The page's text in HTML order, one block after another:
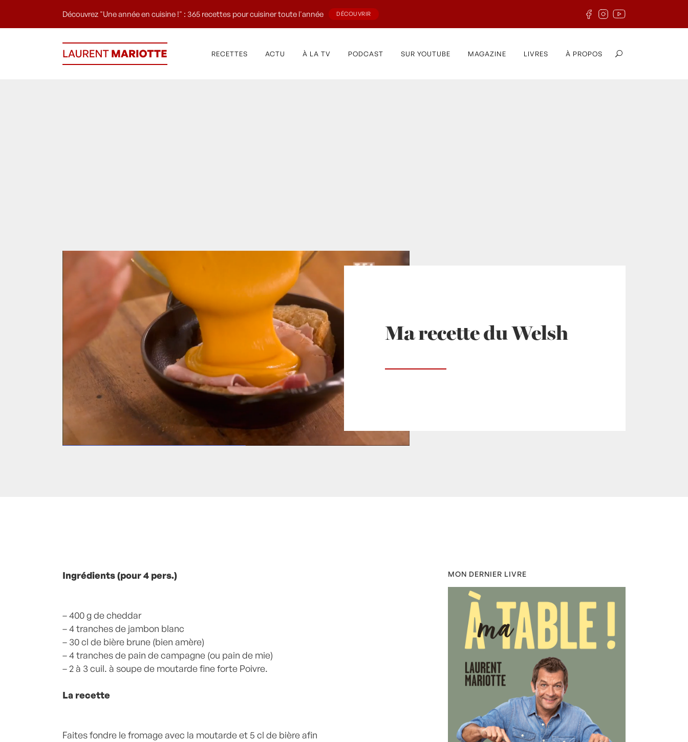
Découvrez "Une année en cuisine !" : 365 recettes pour cuisiner toute l'année DÉCOUVRIR
RECETTES ACTU À LA TV PODCAST SUR YOUTUBE MAGAZINE LIVRES À PROPOS
Ma recette du Welsh
Posté à 11:43hin- Petits plats en équilibre -
Ingrédients (pour 4 pers.)
– 400 g de cheddar
– 4 tranches de jambon blanc
– 30 cl de bière brune (bien amère)
– 4 tranches de pain de campagne (ou pain de mie)
– 2 à 3 cuil. à soupe de moutarde fine forte Poivre.
La recette
Faites fondre le fromage avec la moutarde et 5 cl de bière afin
MON DERNIER LIVRE